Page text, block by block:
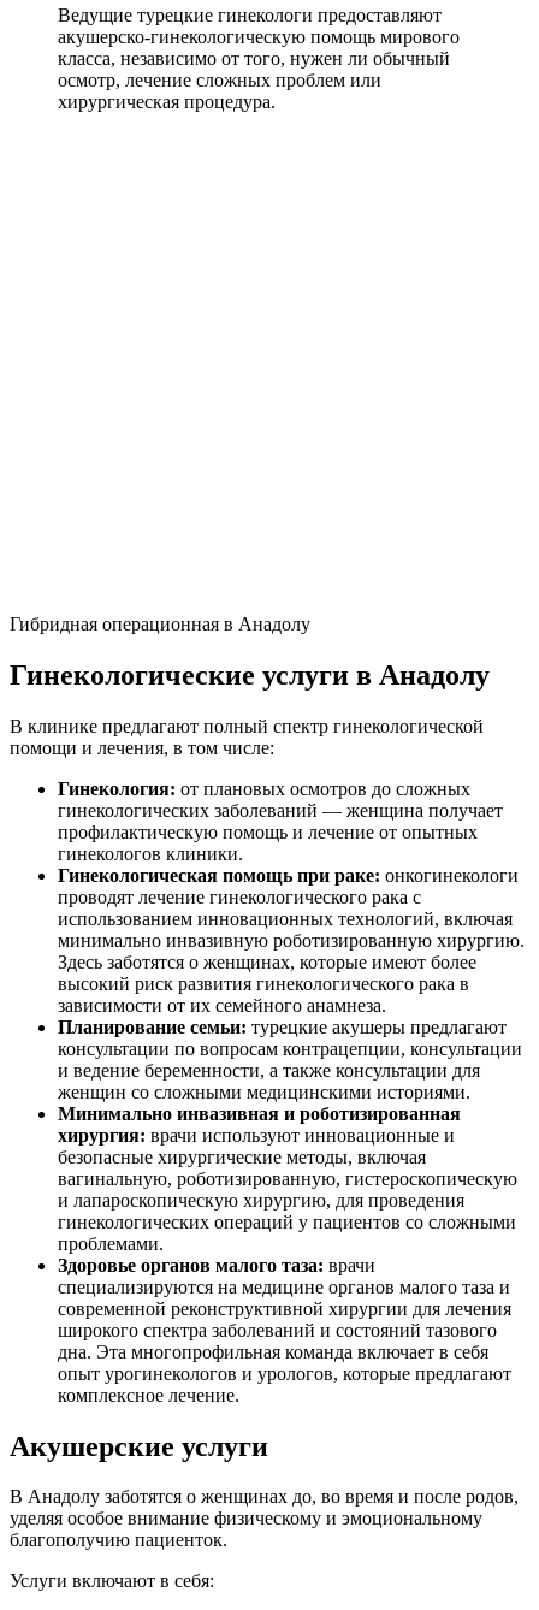
Ведущие турецкие гинекологи предоставляют
акушерско-гинекологическую помощь мирового
класса, независимо от того, нужен ли обычный
осмотр, лечение сложных проблем или
хирургическая процедура.
Гибридная операционная в Анадолу
Гинекологические услуги в Анадолу
В клинике предлагают полный спектр гинекологической
помощи и лечения, в том числе:
Гинекология: от плановых осмотров до сложных
гинекологических заболеваний — женщина получает
профилактическую помощь и лечение от опытных
гинекологов клиники.
Гинекологическая помощь при раке: онкогинекологи
проводят лечение гинекологического рака с
использованием инновационных технологий, включая
минимально инвазивную роботизированную хирургию.
Здесь заботятся о женщинах, которые имеют более
высокий риск развития гинекологического рака в
зависимости от их семейного анамнеза.
Планирование семьи: турецкие акушеры предлагают
консультации по вопросам контрацепции, консультации
и ведение беременности, а также консультации для
женщин со сложными медицинскими историями.
Минимально инвазивная и роботизированная
хирургия: врачи используют инновационные и
безопасные хирургические методы, включая
вагинальную, роботизированную, гистероскопическую
и лапароскопическую хирургию, для проведения
гинекологических операций у пациентов со сложными
проблемами.
Здоровье органов малого таза: врачи
специализируются на медицине органов малого таза и
современной реконструктивной хирургии для лечения
широкого спектра заболеваний и состояний тазового
дна. Эта многопрофильная команда включает в себя
опыт урогинекологов и урологов, которые предлагают
комплексное лечение.
Акушерские услуги
В Анадолу заботятся о женщинах до, во время и после родов,
уделяя особое внимание физическому и эмоциональному
благополучию пациенток.
Услуги включают в себя: